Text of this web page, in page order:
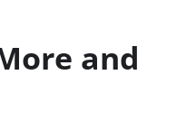
and